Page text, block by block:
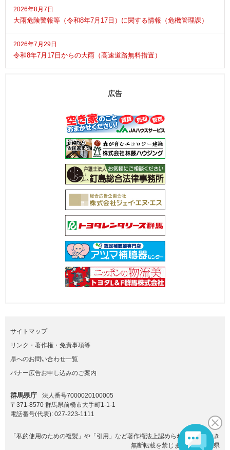
2026年8月7日
大雨危険警報等（令和8年7月17日）に関する情報（危機管理課）
2026年7月29日
令和8年7月17日からの大雨（高速道路無料措置）
広告
サイトマップ
リンク・著作権・免責事項等
県へのお問い合わせ一覧
バナー広告お申し込みのご案内
群馬県庁
法人番号7000020100005
〒371-8570 群馬県前橋市大手町1-1-1
電話番号(代表): 027-223-1111
「私的使用のための複製」や「引用」など著作権法上認められた場合を除き
無断転載を禁じます。(C)群馬県